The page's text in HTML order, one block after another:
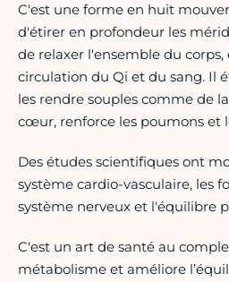
C'est une forme en huit
d'étirer en profondeur les
de relaxer l'ensemble du corps,
circulation du Qi et du sang. Il
les rendre souples comme de
cœur, renforce les poumons et
Des études scientifiques ont
système cardio-vasculaire, les
système nerveux et l'équilibre
C'est un art de santé au
métabolisme et améliore